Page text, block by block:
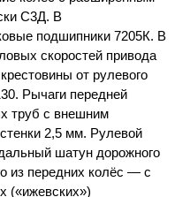
С3Д. В
подшипники 7205К. В
скоростей привода
от рулевого
Рычаги передней
труб с внешним
2,5 мм. Рулевой
шатун дорожного
из передних колёс — с
(«ижевских»)